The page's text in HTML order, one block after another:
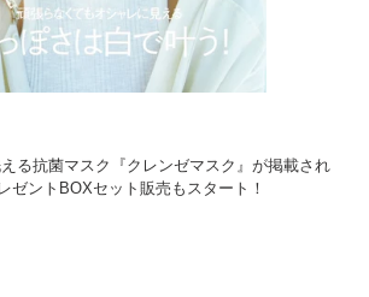
える抗菌マスク『クレンゼマスク』が掲載され
ゼントBOXセット販売もスタート！